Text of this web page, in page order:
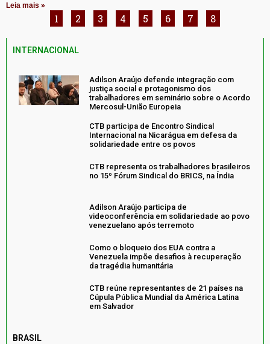
Leia mais »
1 2 3 4 5 6 7 8
INTERNACIONAL
Adilson Araújo defende integração com
justiça social e protagonismo dos
trabalhadores em seminário sobre o Acordo
Mercosul-União Europeia
CTB participa de Encontro Sindical
Internacional na Nicarágua em defesa da
solidariedade entre os povos
CTB representa os trabalhadores brasileiros
no 15º Fórum Sindical do BRICS, na Índia
Adilson Araújo participa de
videoconferência em solidariedade ao povo
venezuelano após terremoto
Como o bloqueio dos EUA contra a
Venezuela impõe desafios à recuperação
da tragédia humanitária
CTB reúne representantes de 21 países na
Cúpula Pública Mundial da América Latina
em Salvador
BRASIL